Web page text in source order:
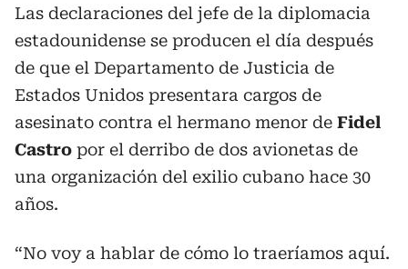
Las declaraciones del jefe de la diplomacia
estadounidense se producen el día después
de que el Departamento de Justicia de
Estados Unidos presentara cargos de
asesinato contra el hermano menor de Fidel
Castro por el derribo de dos avionetas de
una organización del exilio cubano hace 30
años.
“No voy a hablar de cómo lo traeríamos aquí.